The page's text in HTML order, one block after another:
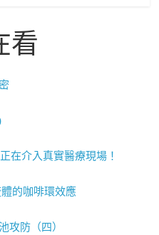
看
在介入真實醫療現場！
的咖啡環效應
攻防（四）